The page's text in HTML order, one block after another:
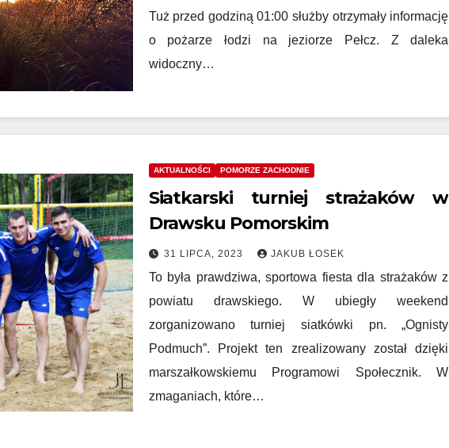
Tuż przed godziną 01:00 służby otrzymały informację
o pożarze łodzi na jeziorze Pełcz. Z daleka
widoczny…
AKTUALNOŚCI POMORZE ZACHODNIE
Siatkarski turniej strażaków w
Drawsku Pomorskim
31 LIPCA, 2023 JAKUB ŁOSEK
To była prawdziwa, sportowa fiesta dla strażaków z
powiatu drawskiego. W ubiegły weekend
zorganizowano turniej siatkówki pn. „Ognisty
Podmuch”. Projekt ten zrealizowany został dzięki
marszałkowskiemu Programowi Społecznik. W
zmaganiach, które…